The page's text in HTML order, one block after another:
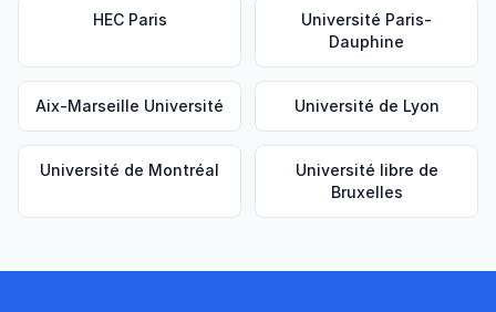
HEC Paris
Université Paris-
Dauphine
Aix-Marseille Université Université de Lyon
Université de Montréal
Université libre de
Bruxelles